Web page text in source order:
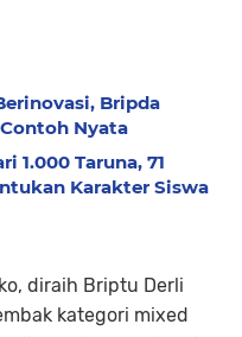
Bripda
Nyata
1.000 Taruna, 71
Karakter Siswa
diraih Briptu Derli
kategori mixed